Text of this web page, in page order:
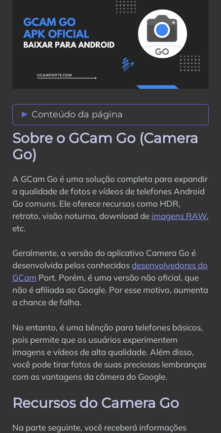
Conteúdo da página
Sobre o GCam Go (Camera Go)
Capturas de tela
Guia de instalação
Vantagens
Desvantagens
Alternativa ao GCam Go
Concluindo
Sobre o GCam Go (Camera
Go)
A GCam Go é uma solução completa para expandir
a qualidade de fotos e vídeos de telefones Android
Go comuns. Ele oferece recursos como HDR,
retrato, visão noturna, download de imagens RAW,
etc.
Geralmente, a versão do aplicativo Camera Go é
desenvolvida pelos conhecidosdesenvolvedores do
GCam Port. Porém, é uma versão não oficial, que
não é afiliada ao Google. Por esse motivo, aumenta
a chance de falha.
No entanto, é uma bênção para telefones básicos,
pois permite que os usuários experimentem
imagens e vídeos de alta qualidade. Além disso,
você pode tirar fotos de suas preciosas lembranças
com as vantagens da câmera do Google.
Recursos do Camera Go
Na parte seguinte, você receberá informações